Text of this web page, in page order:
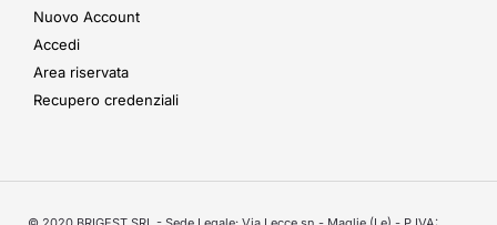
Nuovo Account
Accedi
Area riservata
Recupero credenziali